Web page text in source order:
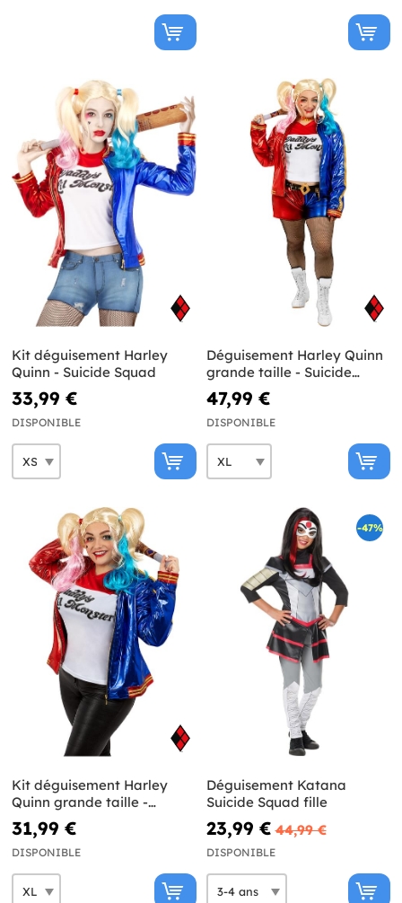
Kit déguisement Harley
Quinn - Suicide Squad
33,99 €
DISPONIBLE
Déguisement Harley Quinn
grande taille - Suicide
Squad
47,99 €
DISPONIBLE
Kit déguisement Harley
Quinn grande taille -
Suicide Squad
31,99 €
DISPONIBLE
-47%
Déguisement Katana
Suicide Squad fille
23,99 € 44,99 €
DISPONIBLE